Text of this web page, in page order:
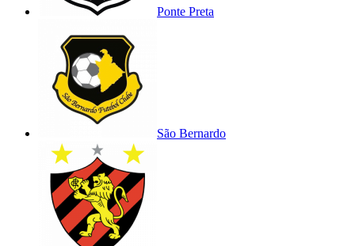
Ponte Preta
São Bernardo